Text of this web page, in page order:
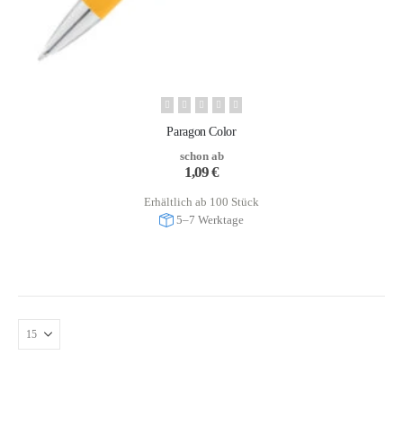
Paragon Color
schon ab
1,09€
Erhältlich ab 100 Stück
5–7 Werktage